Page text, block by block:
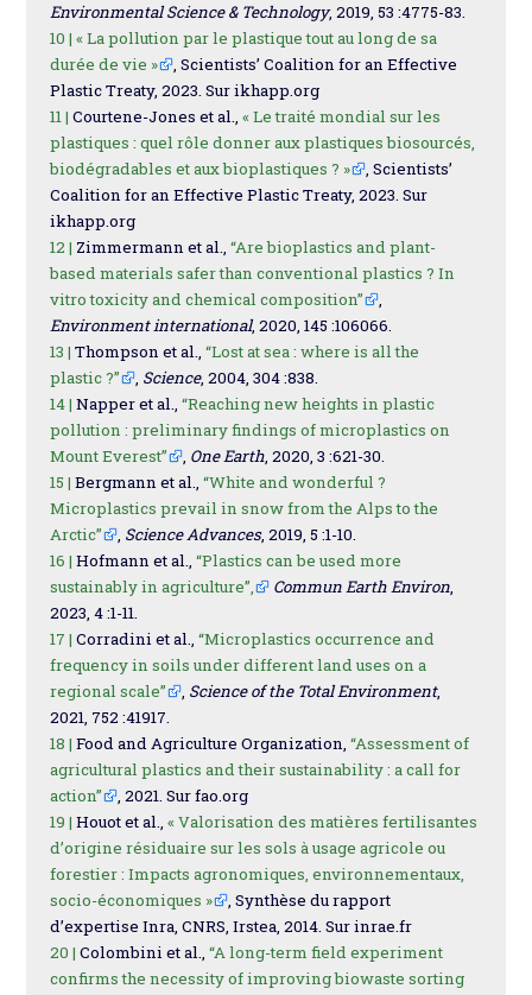
Environmental Science & Technology, 2019, 53 :4775-83.
10 | « La pollution par le plastique tout au long de sa
durée de vie »
, Scientists’ Coalition for an Effective
Plastic Treaty, 2023. Sur ikhapp.org
11 | Courtene-Jones et al.,« Le traité mondial sur les
plastiques : quel rôle donner aux plastiques biosourcés,
biodégradables et aux bioplastiques ? »
, Scientists’
Coalition for an Effective Plastic Treaty, 2023. Sur
ikhapp.org
12 | Zimmermann et al.,“Are bioplastics and plant-
based materials safer than conventional plastics ? In
vitro toxicity and chemical composition”
,
Environment international, 2020, 145 :106066.
13 | Thompson et al.,“Lost at sea : where is all the
plastic ?”
, Science, 2004, 304 :838.
14 | Napper et al.,“Reaching new heights in plastic
pollution : preliminary findings of microplastics on
Mount Everest”
, One Earth, 2020, 3 :621-30.
15 | Bergmann et al.,“White and wonderful ?
Microplastics prevail in snow from the Alps to the
Arctic”
, Science Advances, 2019, 5 :1-10.
16 | Hofmann et al.,“Plastics can be used more
sustainably in agriculture”,
Commun Earth Environ,
2023, 4 :1-11.
17 | Corradini et al.,“Microplastics occurrence and
frequency in soils under different land uses on a
regional scale”
, Science of the Total Environment,
2021, 752 :41917.
18 | Food and Agriculture Organization,“Assessment of
agricultural plastics and their sustainability : a call for
action”
, 2021. Sur fao.org
19 | Houot et al.,« Valorisation des matières fertilisantes
d’origine résiduaire sur les sols à usage agricole ou
forestier : Impacts agronomiques, environnementaux,
socio-économiques »
, Synthèse du rapport
d’expertise Inra, CNRS, Irstea, 2014. Sur inrae.fr
20 | Colombini et al.,“A long-term field experiment
confirms the necessity of improving biowaste sorting